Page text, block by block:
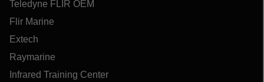
Teledyne FLIR OEM
Flir Marine
Extech
Raymarine
Infrared Training Center